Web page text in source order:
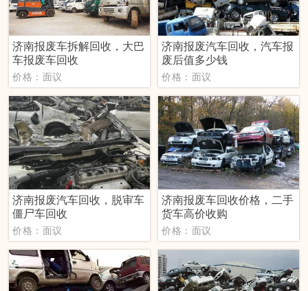
济南报废车拆解回收，大巴
车报废车回收
价格：面议
济南报废汽车回收，汽车报
废后值多少钱
价格：面议
济南报废汽车回收，脱审车
僵尸车回收
价格：面议
济南报废车回收价格，二手
货车高价收购
价格：面议